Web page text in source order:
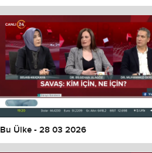
Bu Ülke - 28 03 2026